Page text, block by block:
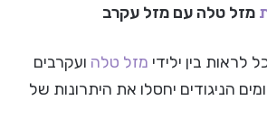
מזל טלה עם מזל עקרב
לראות בין ילידי מזל טלה ועקרבים
הניגודים יחסלו את היתרונות של